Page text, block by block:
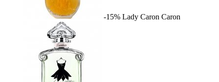
-15% Lady Caron Caron